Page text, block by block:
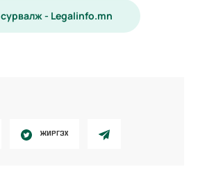
- Legalinfo.mn
ЖИРГЭХ